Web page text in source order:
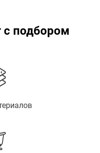
подбором